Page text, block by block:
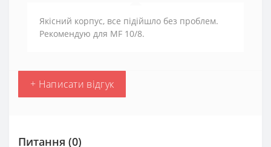
Якісний корпус, все підійшло без проблем.
Рекомендую для MF 10/8.
+ Написати відгук
Питання (0)